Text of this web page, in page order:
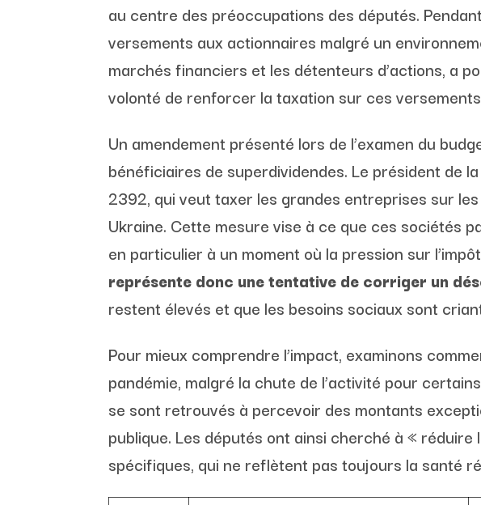
au centre des préoccupations des députés.
versements aux actionnaires malgré un
marchés financiers et les détenteurs d’actions, a
volonté de renforcer la taxation sur ces
Un amendement présenté lors de l’examen du
bénéficiaires de superdividendes. Le président de
2392, qui veut taxer les grandes entreprises sur
Ukraine. Cette mesure vise à ce que ces sociétés
en particulier à un moment où la pression sur
représente donc une tentative de corriger un
restent élevés et que les besoins sociaux sont
Pour mieux comprendre l’impact, examinons
pandémie, malgré la chute de l’activité pour
se sont retrouvés à percevoir des montants
publique. Les députés ont ainsi cherché à «
spécifiques, qui ne reflètent pas toujours la santé